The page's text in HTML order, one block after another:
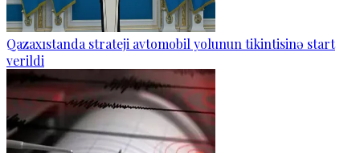
Qazaxıstanda strateji avtomobil yolunun tikintisinə start
verildi